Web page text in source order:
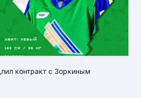
контракт с Зоркиным